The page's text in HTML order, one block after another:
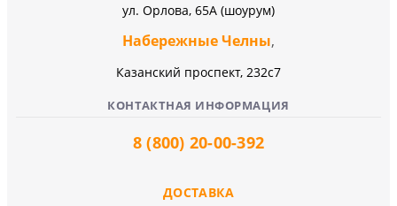
ул. Орлова, 65А (шоурум)
Набережные Челны,
Казанский проспект, 232c7
КОНТАКТНАЯ ИНФОРМАЦИЯ
8 (800) 20-00-392
ДОСТАВКА